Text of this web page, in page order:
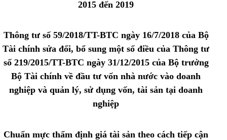
2015 đến 2019
Thông tư số 59/2018/TT-BTC ngày 16/7/2018 của Bộ
Tài chính sửa đổi, bổ sung một số điều của Thông tư
số 219/2015/TT-BTC ngày 31/12/2015 của Bộ trưởng
Bộ Tài chính về đầu tư vốn nhà nước vào doanh
nghiệp và quản lý, sử dụng vốn, tài sản tại doanh
nghiệp
Chuẩn mực thẩm định giá tài sản theo cách tiếp cận